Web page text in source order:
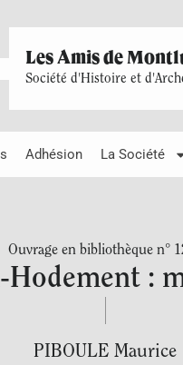
Les Amis de
Société d'Histoire et
Adhésion La Société
Ouvrage en bibliothèque n°
Hodement :
PIBOULE Maurice